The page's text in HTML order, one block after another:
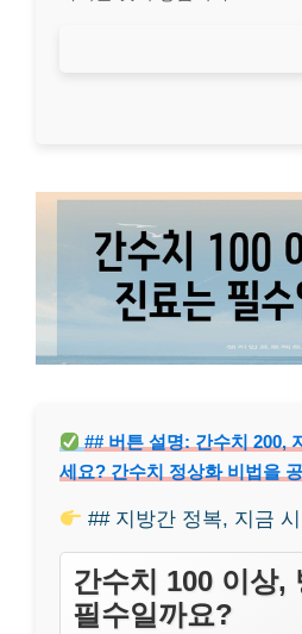
## 버튼 설명: 간수치 200,
세요? 간수치 정상화 비법을
## 지방간 정복, 지금
간수치 100 이상,
필수일까요?